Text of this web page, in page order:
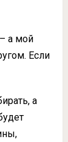
а мой
Если
а